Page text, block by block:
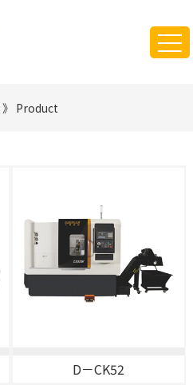
》 Product
D－CK52